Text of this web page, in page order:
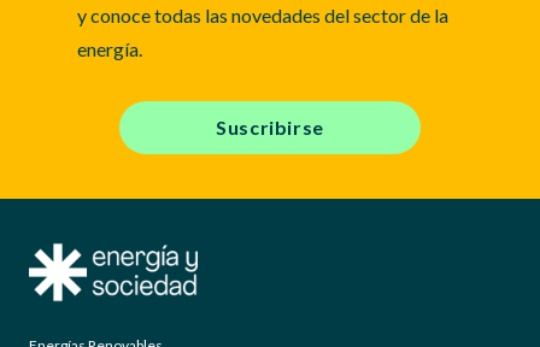
y conoce todas las novedades del sector de la
energía.
Suscribirse